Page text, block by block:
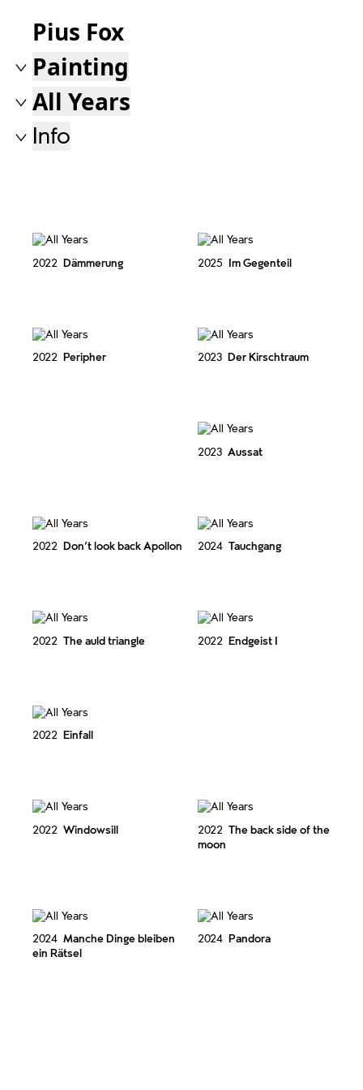
Pius Fox
Painting
All Works
Painting
Glass Painting
Drawing
Photography
All Years
All Years
2025
2024
2023
2022
…
Info
2022Dämmerung 2025 Im Gegenteil
2022Peripher 2023Der Kirschtraum
2023Aussat
2022Don’t look back Apollon 2024Tauchgang
2022The auld triangle 2022Endgeist I
2022Einfall
2022Windowsill 2022The back side of the
moon
2024Manche Dinge bleiben
ein Rätsel
2024Pandora